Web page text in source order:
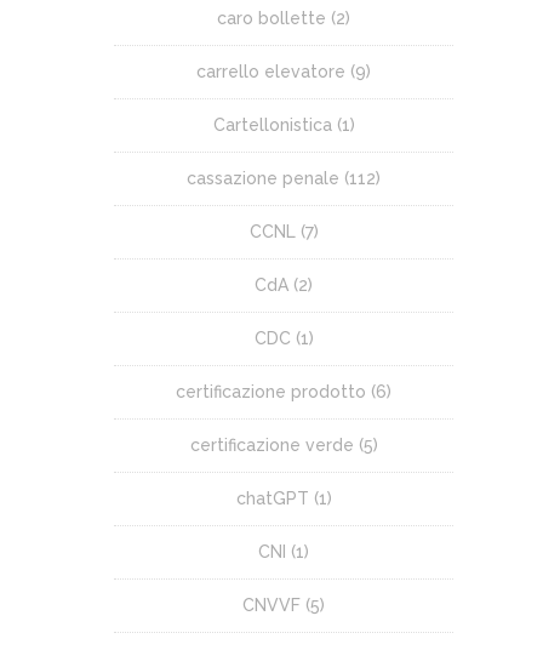
caro bollette (2)
carrello elevatore (9)
Cartellonistica (1)
cassazione penale (112)
CCNL (7)
CdA (2)
CDC (1)
certificazione prodotto (6)
certificazione verde (5)
chatGPT (1)
CNI (1)
CNVVF (5)